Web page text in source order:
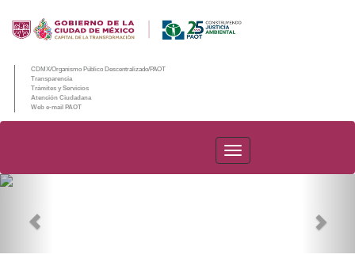
CDMX/Organismo Público Descentralizado/PAOT
Transparencia
Trámites y Servicios
Atención Ciudadana
Web e-mail PAOT
PAOT